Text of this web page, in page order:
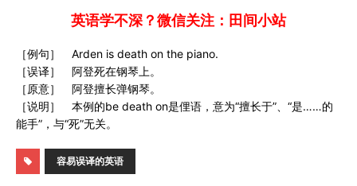
英语学不深？微信关注：田间小站
［例句］ Arden is death on the piano.
［误译］ 阿登死在钢琴上。
［原意］ 阿登擅长弹钢琴。
［说明］ 本例的be death on是俚语，意为“擅长于”、“是……的
能手”，与“死”无关。
容易误译的英语